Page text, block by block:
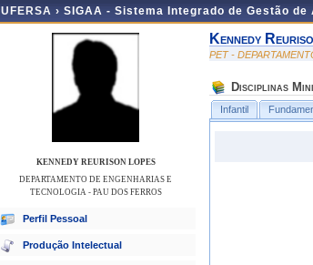
UFERSA › SIGAA - Sistema Integrado de Gestão
KENNEDY REURISON LOPES
DEPARTAMENTO DE ENGENHARIAS E
TECNOLOGIA - PAU DOS FERROS
Perfil Pessoal
Produção Intelectual
Kennedy
PET -
Disciplinas
Infantil